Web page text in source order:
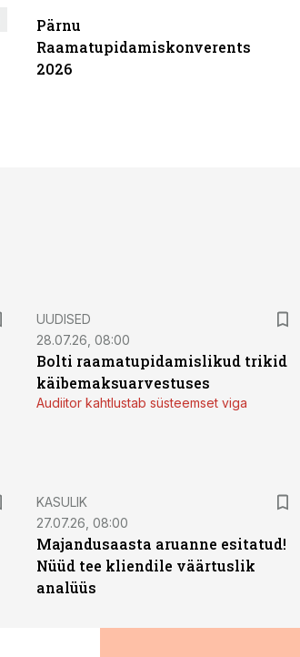
Pärnu
Raamatupidamiskonverents
2026
UUDISED
28.07.26, 08:00
Bolti raamatupidamislikud trikid
käibemaksuarvestuses
Audiitor kahtlustab süsteemset viga
KASULIK
27.07.26, 08:00
Majandusaasta aruanne esitatud!
Nüüd tee kliendile väärtuslik
analüüs